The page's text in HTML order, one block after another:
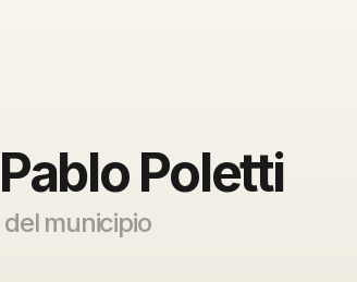
Poletti
municipio